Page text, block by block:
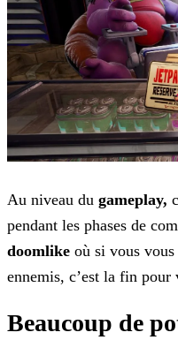
Au niveau du gameplay,
pendant les phases de
doomlike où si vous vous
ennemis, c’est la fin pour
Beaucoup de